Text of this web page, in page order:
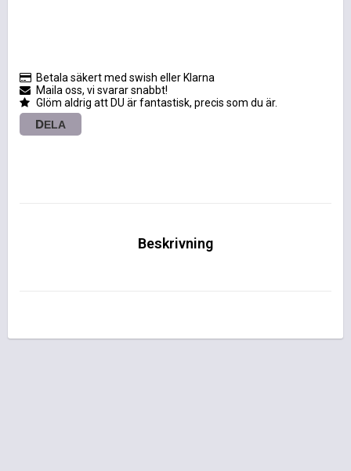
Betala säkert med swish eller Klarna
Maila oss, vi svarar snabbt!
Glöm aldrig att DU är fantastisk, precis som du är.
DELA
Beskrivning